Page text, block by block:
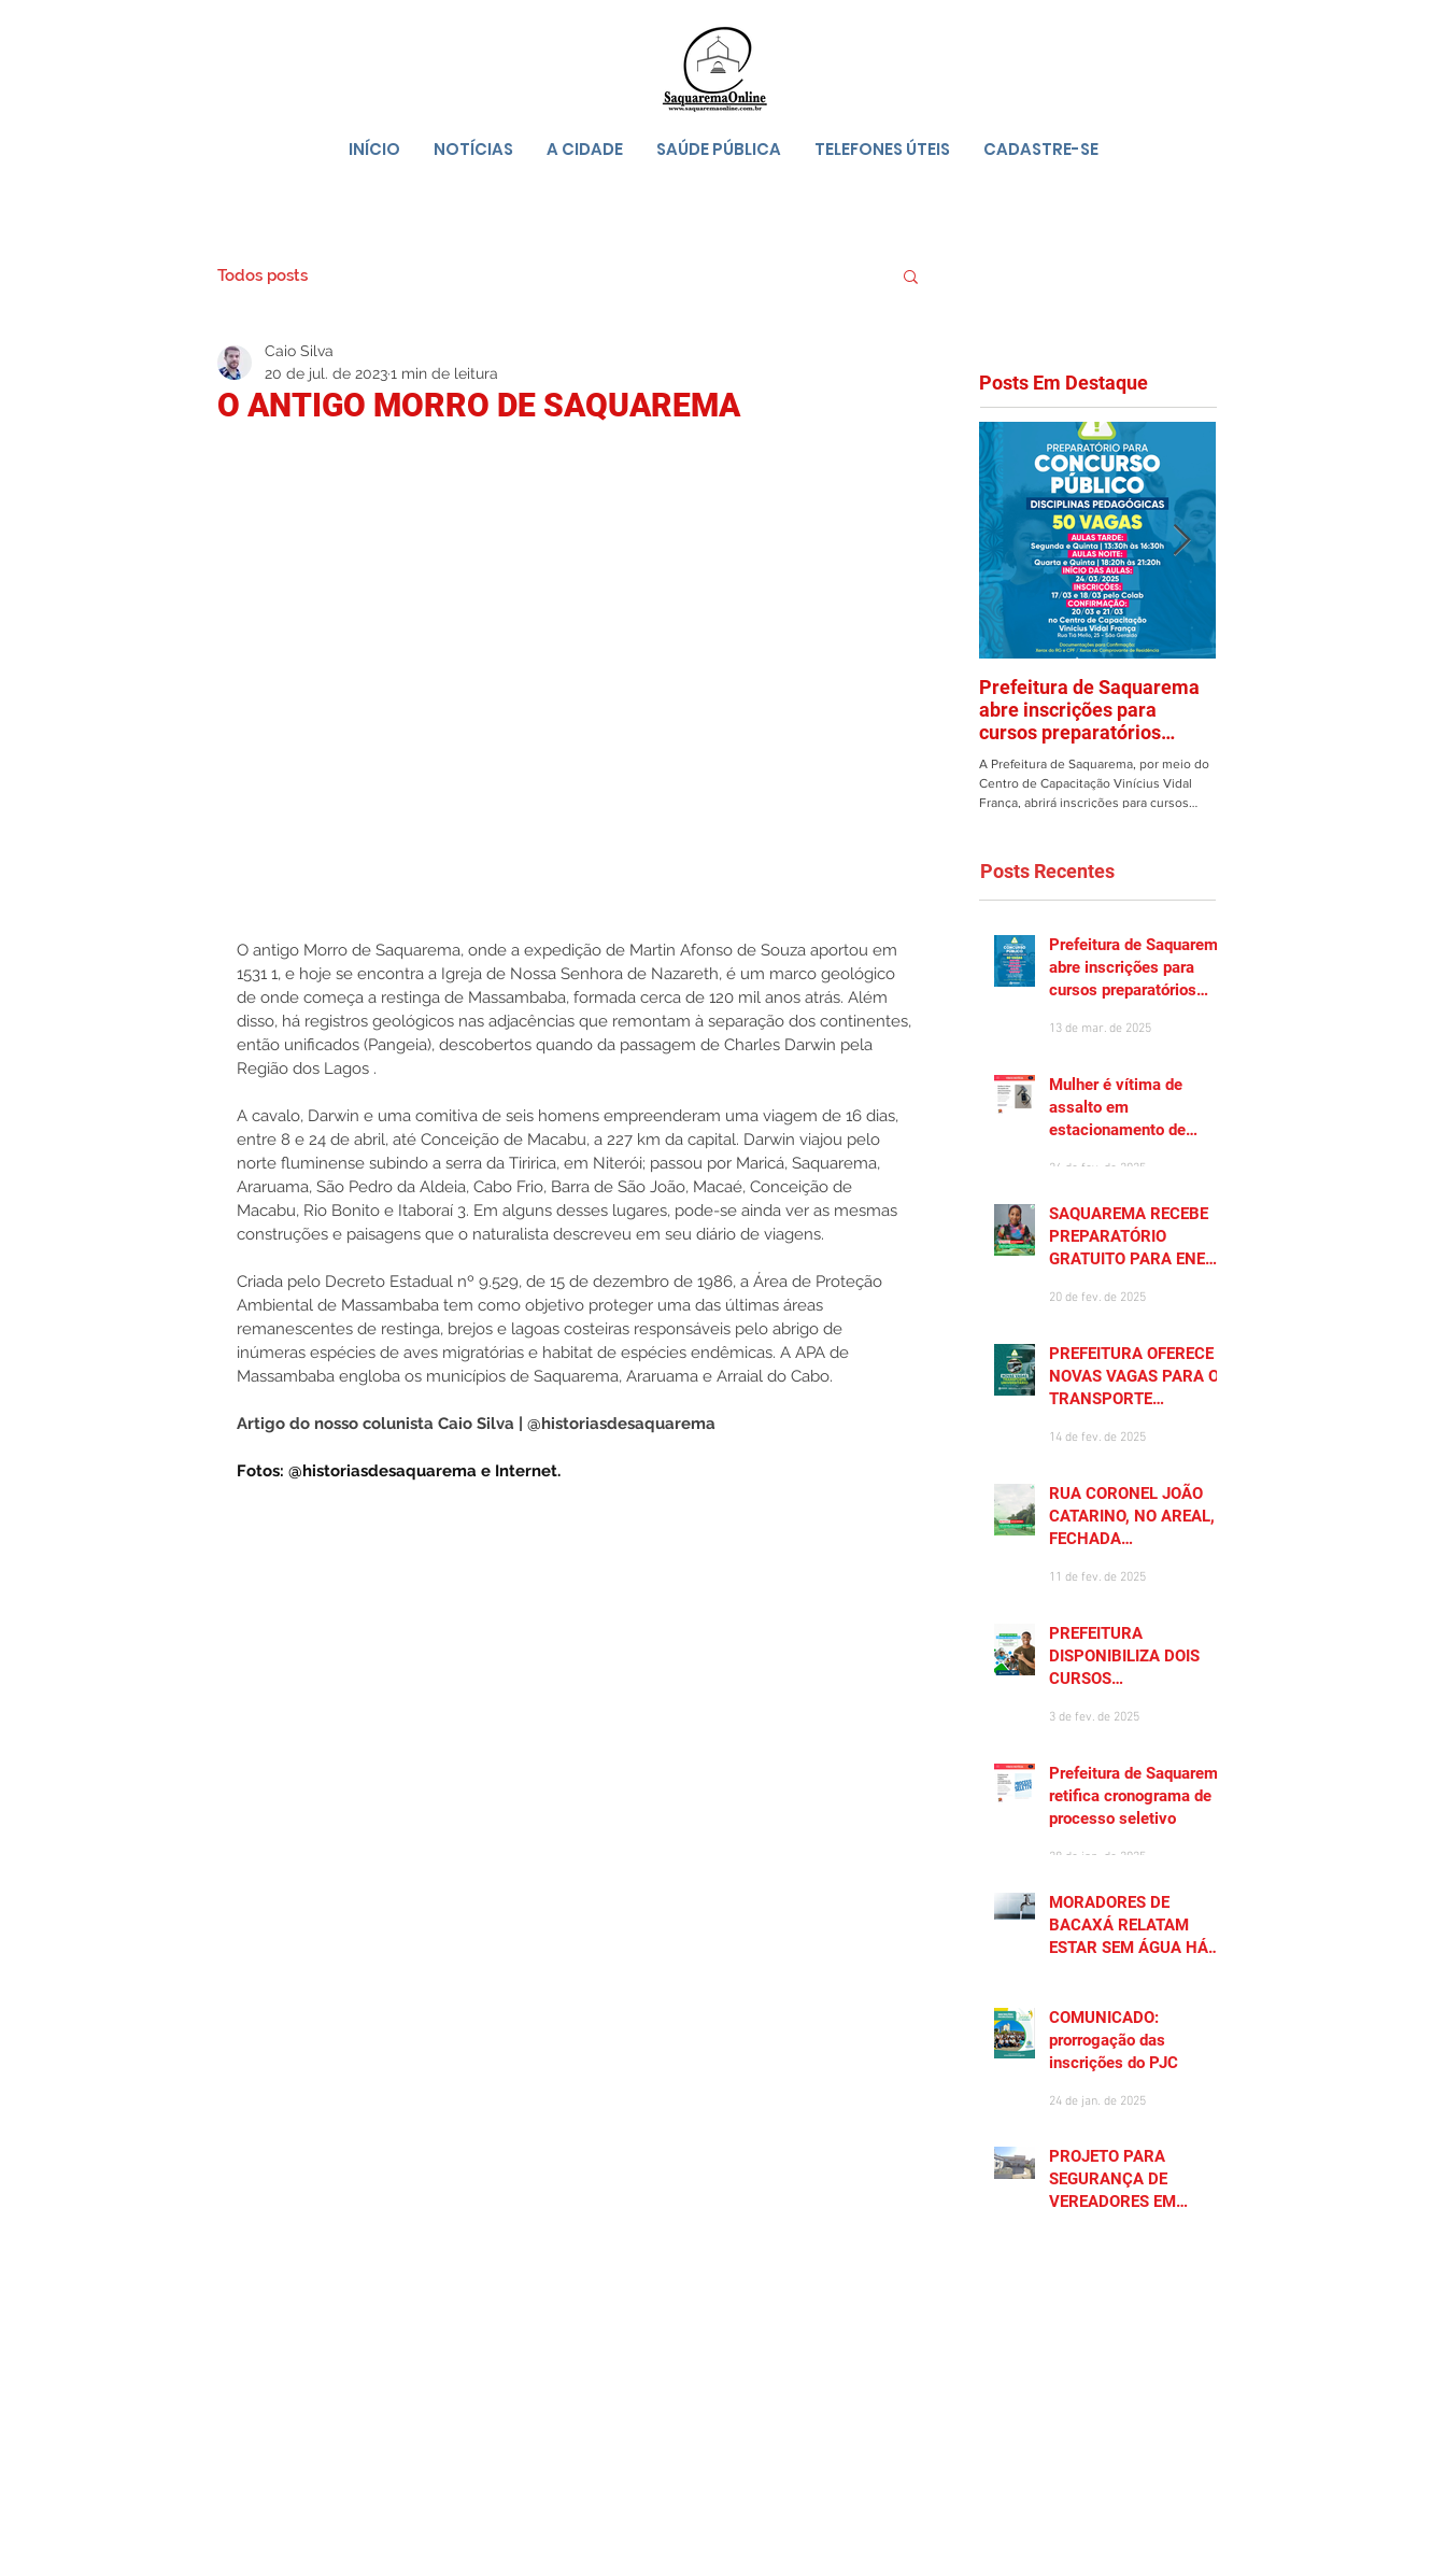
INÍCIO NOTÍCIAS A CIDADE SAÚDE PÚBLICA TELEFONES ÚTEIS CADASTRE-SE
Todos posts
O ANTIGO MORRO DE SAQUAREMA
Caio Silva
20 de jul. de 20231 min de leitura
O antigo Morro de Saquarema, onde a expedição de Martin Afonso de Souza aportou em
1531 1, e hoje se encontra a Igreja de Nossa Senhora de Nazareth, é um marco geológico
de onde começa a restinga de Massambaba, formada cerca de 120 mil anos atrás. Além
disso, há registros geológicos nas adjacências que remontam à separação dos continentes,
então unificados (Pangeia), descobertos quando da passagem de Charles Darwin pela
Região dos Lagos .
A cavalo, Darwin e uma comitiva de seis homens empreenderam uma viagem de 16 dias,
entre 8 e 24 de abril, até Conceição de Macabu, a 227 km da capital. Darwin viajou pelo
norte fluminense subindo a serra da Tiririca, em Niterói; passou por Maricá, Saquarema,
Araruama, São Pedro da Aldeia, Cabo Frio, Barra de São João, Macaé, Conceição de
Macabu, Rio Bonito e Itaboraí 3. Em alguns desses lugares, pode-se ainda ver as mesmas
construções e paisagens que o naturalista descreveu em seu diário de viagens.
Criada pelo Decreto Estadual nº 9.529, de 15 de dezembro de 1986, a Área de Proteção
Ambiental de Massambaba tem como objetivo proteger uma das últimas áreas
remanescentes de restinga, brejos e lagoas costeiras responsáveis pelo abrigo de
inúmeras espécies de aves migratórias e habitat de espécies endêmicas. A APA de
Massambaba engloba os municípios de Saquarema, Araruama e Arraial do Cabo.
Artigo do nosso colunista Caio Silva | @historiasdesaquarema
Fotos: @historiasdesaquarema e Internet.
Posts Em Destaque
Prefeitura de Saquarema
abre inscrições para
cursos preparatórios
gratuitos
A Prefeitura de Saquarema, por meio do
Centro de Capacitação Vinícius Vidal
França, abrirá inscrições para cursos
Posts Recentes
Prefeitura de Saquarema
abre inscrições para
cursos preparatórios
13 de mar. de 2025
Mulher é vítima de
assalto em
estacionamento de
26 de fev. de 2025
SAQUAREMA RECEBE
PREPARATÓRIO
GRATUITO PARA ENEM
20 de fev. de 2025
PREFEITURA OFERECE
NOVAS VAGAS PARA O
TRANSPORTE
14 de fev. de 2025
RUA CORONEL JOÃO
CATARINO, NO AREAL, É
FECHADA
11 de fev. de 2025
PREFEITURA
DISPONIBILIZA DOIS
CURSOS
GRATUITOS PARA
SAQUAREMA
3 de fev. de 2025
Prefeitura de Saquarema
retifica cronograma de
processo seletivo
28 de jan. de 2025
MORADORES DE
BACAXÁ RELATAM
ESTAR SEM ÁGUA HÁ
COMUNICADO:
prorrogação das
inscrições do PJC
24 de jan. de 2025
PROJETO PARA
SEGURANÇA DE
VEREADORES EM